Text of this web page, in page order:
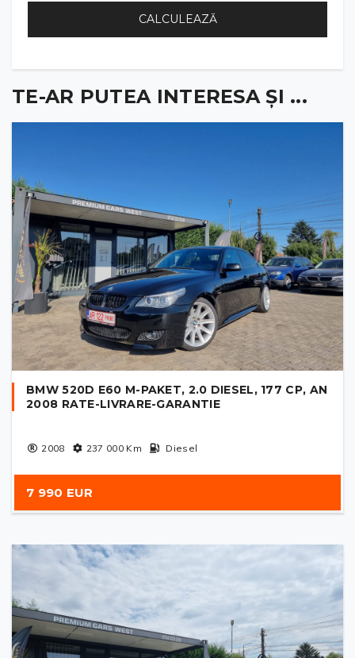
CALCULEAZĂ
TE-AR PUTEA INTERESA ȘI ...
BMW 520D E60 M-PAKET, 2.0 DIESEL, 177 CP, AN
2008 RATE-LIVRARE-GARANTIE
2008 237 000Km Diesel
7 990 EUR